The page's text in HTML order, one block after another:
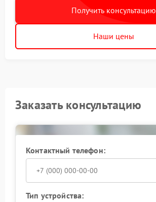
Получить консультацию
Наши цены
Заказать консультацию
Контактный телефон:
Тип устройства: